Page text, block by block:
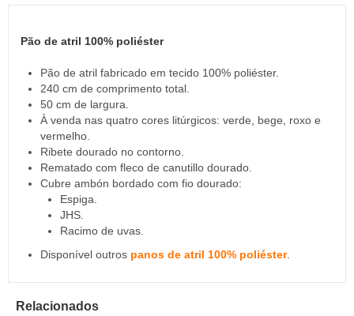
Pão de atril 100% poliéster
Pão de atril fabricado em tecido 100% poliéster.
240 cm de comprimento total.
50 cm de largura.
À venda nas quatro cores litúrgicos: verde, bege, roxo e
vermelho.
Ribete dourado no contorno.
Rematado com fleco de canutillo dourado.
Cubre ambón bordado com fio dourado:
Espiga.
JHS.
Racimo de uvas.
Disponível outros panos de atril 100% poliéster.
Relacionados